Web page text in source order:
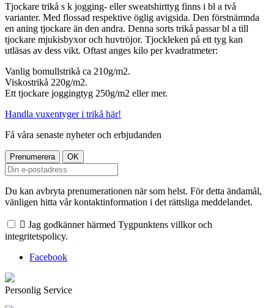
Tjockare trikå s k jogging- eller sweatshirttyg finns i bl a två
varianter. Med flossad respektive öglig avigsida. Den förstnämnda
en aning tjockare än den andra. Denna sorts trikå passar bl a till
tjockare mjukisbyxor och huvtröjor. Tjockleken på ett tyg kan
utläsas av dess vikt. Oftast anges kilo per kvadratmeter:
Vanlig bomullstrikå ca 210g/m2.
Viskostrikå 220g/m2.
Ett tjockare joggingtyg 250g/m2 eller mer.
Handla vuxentyger i trikå här!
Få våra senaste nyheter och erbjudanden
Du kan avbryta prenumerationen när som helst. För detta ändamål,
vänligen hitta vår kontaktinformation i det rättsliga meddelandet.
 Jag godkänner härmed Tygpunktens villkor och
integritetspolicy.
Facebook
Personlig Service